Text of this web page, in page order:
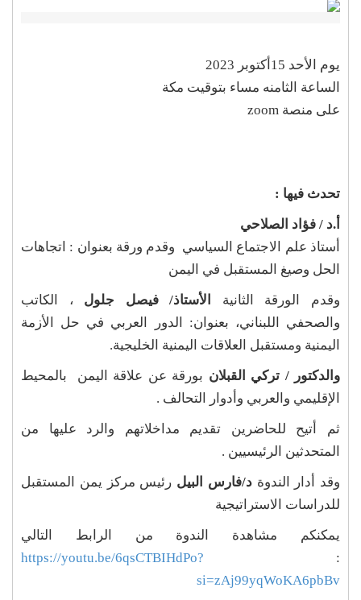
يوم الأحد 15أكتوبر 2023
الساعة الثامنه مساء بتوقيت مكة
على منصة zoom
تحدث فيها :
أ.د / فؤاد الصلاحي
أستاذ علم الاجتماع السياسي وقدم ورقة بعنوان : اتجاهات
الحل وصيغ المستقبل في اليمن
وقدم الورقة الثانية
الأستاذ/ فيصل جلول ، الكاتب
والصحفي اللبناني، بعنوان: الدور العربي في حل الأزمة
اليمنية ومستقبل العلاقات اليمنية الخليجية.
والدكتور / تركي القبلان بورقة عن علاقة اليمن بالمحيط
الإقليمي والعربي وأدوار التحالف .
ثم أتيح للحاضرين تقديم مداخلاتهم والرد عليها من
المتحدثين الرئيسيين .
وقد أدار الندوةد/فارس البيل رئيس مركز يمن المستقبل
للدراسات الاستراتيجية
يمكنكم مشاهدة الندوة من الرابط التالي
:
https://youtu.be/6qsCTBIHdPo?
si=zAj99yqWoKA6pbBv